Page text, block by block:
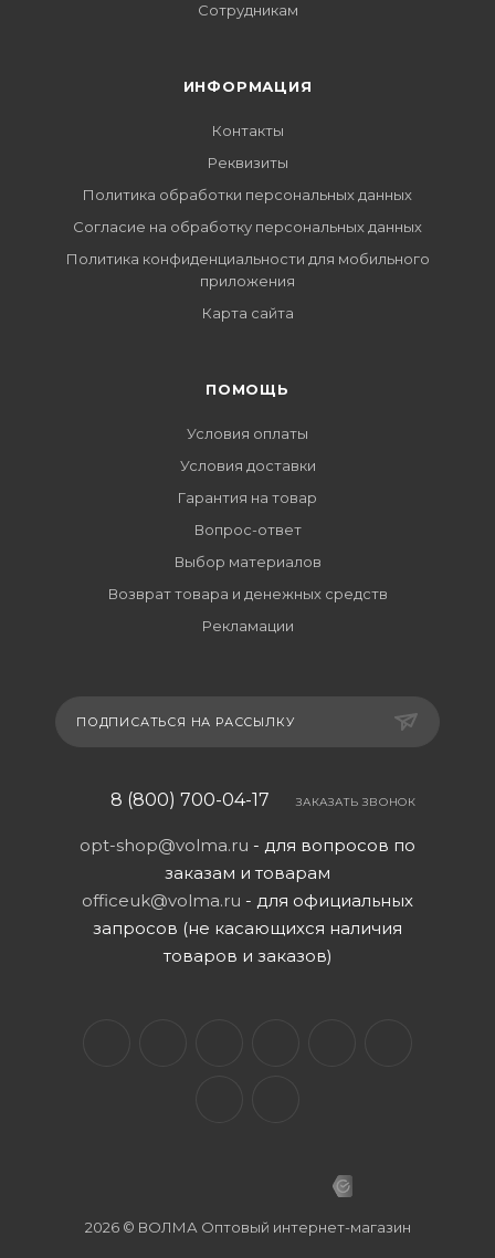
Сотрудникам
ИНФОРМАЦИЯ
Контакты
Реквизиты
Политика обработки персональных данных
Согласие на обработку персональных данных
Политика конфиденциальности для мобильного
приложения
Карта сайта
ПОМОЩЬ
Условия оплаты
Условия доставки
Гарантия на товар
Вопрос-ответ
Выбор материалов
Возврат товара и денежных средств
Рекламации
ПОДПИСАТЬСЯ НА РАССЫЛКУ
8 (800) 700-04-17 ЗАКАЗАТЬ ЗВОНОК
opt-shop@volma.ru - для вопросов по
заказам и товарам
officeuk@volma.ru - для официальных
запросов (не касающихся наличия
товаров и заказов)
2026 © ВОЛМА Оптовый интернет-магазин